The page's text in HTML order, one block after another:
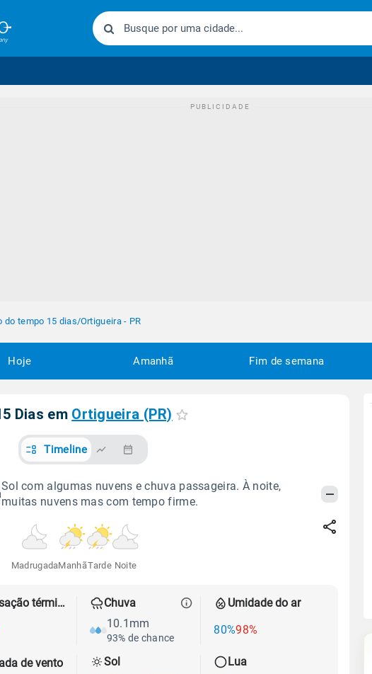
do tempo 15 dias/Ortigueira - PR
Hoje Amanhã Fim de semana
Dias em Ortigueira (PR)
Timeline
Sol com algumas nuvens e chuva passageira. À noite,
muitas nuvens mas com tempo firme.
MadrugadaManhãTarde Noite
Sensação térmica
Chuva
10.1mm
93% de chance
Umidade do ar
80%98%
de vento
Sol
Lua